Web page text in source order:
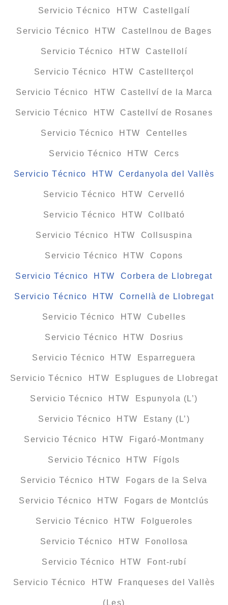
Servicio Técnico HTW Castellgalí
Servicio Técnico HTW Castellnou de Bages
Servicio Técnico HTW Castellolí
Servicio Técnico HTW Castellterçol
Servicio Técnico HTW Castellví de la Marca
Servicio Técnico HTW Castellví de Rosanes
Servicio Técnico HTW Centelles
Servicio Técnico HTW Cercs
Servicio Técnico HTW Cerdanyola del Vallès
Servicio Técnico HTW Cervelló
Servicio Técnico HTW Collbató
Servicio Técnico HTW Collsuspina
Servicio Técnico HTW Copons
Servicio Técnico HTW Corbera de Llobregat
Servicio Técnico HTW Cornellà de Llobregat
Servicio Técnico HTW Cubelles
Servicio Técnico HTW Dosrius
Servicio Técnico HTW Esparreguera
Servicio Técnico HTW Esplugues de Llobregat
Servicio Técnico HTW Espunyola (L’)
Servicio Técnico HTW Estany (L’)
Servicio Técnico HTW Figaró-Montmany
Servicio Técnico HTW Fígols
Servicio Técnico HTW Fogars de la Selva
Servicio Técnico HTW Fogars de Montclús
Servicio Técnico HTW Folgueroles
Servicio Técnico HTW Fonollosa
Servicio Técnico HTW Font-rubí
Servicio Técnico HTW Franqueses del Vallès
(Les)